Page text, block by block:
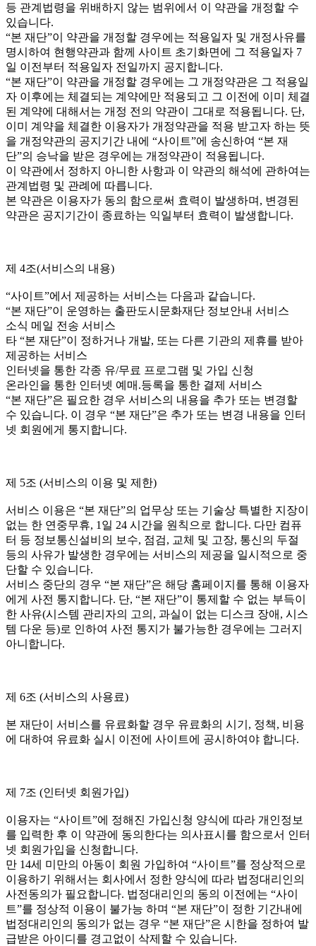
등 관계법령을 위배하지 않는 범위에서 이 약관을 개정할 수
있습니다.
“본 재단”이 약관을 개정할 경우에는 적용일자 및 개정사유를
명시하여 현행약관과 함께 사이트 초기화면에 그 적용일자 7
일 이전부터 적용일자 전일까지 공지합니다.
“본 재단”이 약관을 개정할 경우에는 그 개정약관은 그 적용일
자 이후에는 체결되는 계약에만 적용되고 그 이전에 이미 체결
된 계약에 대해서는 개정 전의 약관이 그대로 적용됩니다. 단,
이미 계약을 체결한 이용자가 개정약관을 적용 받고자 하는 뜻
을 개정약관의 공지기간 내에 “사이트”에 송신하여 “본 재
단”의 승낙을 받은 경우에는 개정약관이 적용됩니다.
이 약관에서 정하지 아니한 사항과 이 약관의 해석에 관하여는
관계법령 및 관례에 따릅니다.
본 약관은 이용자가 동의 함으로써 효력이 발생하며, 변경된
약관은 공지기간이 종료하는 익일부터 효력이 발생합니다.
제 4조(서비스의 내용)
“사이트”에서 제공하는 서비스는 다음과 같습니다.
“본 재단”이 운영하는 출판도시문화재단 정보안내 서비스
소식 메일 전송 서비스
타 “본 재단”이 정하거나 개발, 또는 다른 기관의 제휴를 받아
제공하는 서비스
인터넷을 통한 각종 유/무료 프로그램 및 가입 신청
온라인을 통한 인터넷 예매.등록을 통한 결제 서비스
“본 재단”은 필요한 경우 서비스의 내용을 추가 또는 변경할
수 있습니다. 이 경우 “본 재단”은 추가 또는 변경 내용을 인터
넷 회원에게 통지합니다.
제 5조 (서비스의 이용 및 제한)
서비스 이용은 “본 재단”의 업무상 또는 기술상 특별한 지장이
없는 한 연중무휴, 1일 24 시간을 원칙으로 합니다. 다만 컴퓨
터 등 정보통신설비의 보수, 점검, 교체 및 고장, 통신의 두절
등의 사유가 발생한 경우에는 서비스의 제공을 일시적으로 중
단할 수 있습니다.
서비스 중단의 경우 “본 재단”은 해당 홈페이지를 통해 이용자
에게 사전 통지합니다. 단, “본 재단”이 통제할 수 없는 부득이
한 사유(시스템 관리자의 고의, 과실이 없는 디스크 장애, 시스
템 다운 등)로 인하여 사전 통지가 불가능한 경우에는 그러지
아니합니다.
제 6조 (서비스의 사용료)
본 재단이 서비스를 유료화할 경우 유료화의 시기, 정책, 비용
에 대하여 유료화 실시 이전에 사이트에 공시하여야 합니다.
제 7조 (인터넷 회원가입)
이용자는 “사이트”에 정해진 가입신청 양식에 따라 개인정보
를 입력한 후 이 약관에 동의한다는 의사표시를 함으로서 인터
넷 회원가입을 신청합니다.
만 14세 미만의 아동이 회원 가입하여 “사이트”를 정상적으로
이용하기 위해서는 회사에서 정한 양식에 따라 법정대리인의
사전동의가 필요합니다. 법정대리인의 동의 이전에는 “사이
트”를 정상적 이용이 불가능 하며 “본 재단”이 정한 기간내에
법정대리인의 동의가 없는 경우 “본 재단”은 시한을 정하여 발
급받은 아이디를 경고없이 삭제할 수 있습니다.